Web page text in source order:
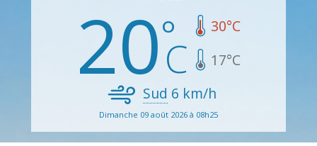
20 30°C
17°C
Sud 6 km/h
Dimanche 09 août 2026 à 08h25